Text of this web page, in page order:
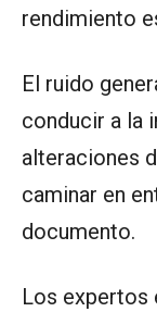
rendimiento
El ruido
conducir a la
alteraciones
caminar en
documento.
Los expertos